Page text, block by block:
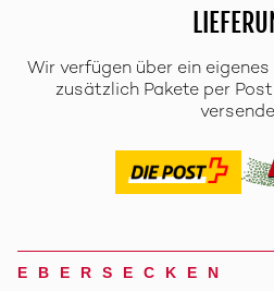
Wir verfügen über ein
zusätzlich Pakete per
EBERSECKEN